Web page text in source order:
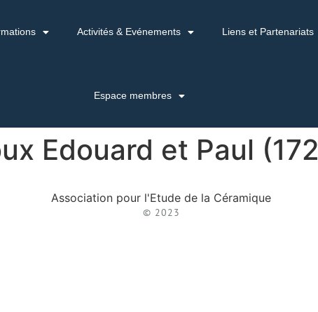
Activités & Evénements Liens et Partenariats
Espace membres
Edouard et Paul
Association pour l'Etude de la Céramique
© 2023